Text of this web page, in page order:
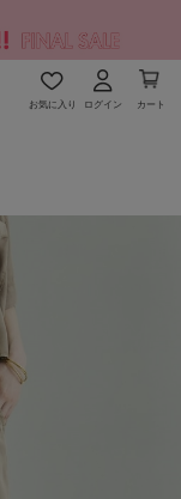
お気に入り ログイン カート